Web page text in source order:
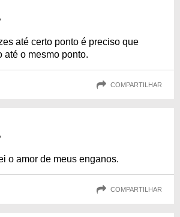
até certo ponto é preciso que
até o mesmo ponto.
COMPARTILHAR
o amor de meus enganos.
COMPARTILHAR